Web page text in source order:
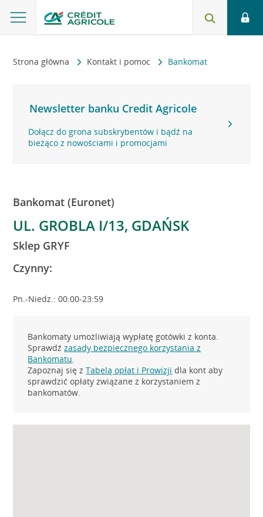
Strona główna Kontakt i pomoc Bankomat
Newsletter banku Credit Agricole
Dołącz do grona subskrybentów i bądź na
bieżąco z nowościami i promocjami
Bankomat (Euronet)
UL. GROBLA I/13, GDAŃSK
Sklep GRYF
Czynny:
Pn.-Niedz.: 00:00-23:59
Bankomaty umożliwiają wypłatę gotówki z konta.
Sprawdźzasady bezpiecznego korzystania z
Bankomatu.
Zapoznaj się zTabelą opłat i Prowizji dla kont aby
sprawdzić opłaty związane z korzystaniem z
bankomatów.